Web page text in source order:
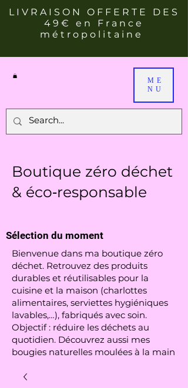
LIVRAISON OFFERTE DES
49€ en France
métropolitaine
ME
NU
Sélection du moment
Boutique zéro déchet
& éco‑responsable
Bienvenue dans ma boutique zéro
déchet. Retrouvez des produits
durables et réutilisables pour la
cuisine et la maison (charlottes
alimentaires, serviettes hygiéniques
lavables,…), fabriqués avec soin.
Objectif : réduire les déchets au
quotidien. Découvrez aussi mes
bougies naturelles moulées à la main